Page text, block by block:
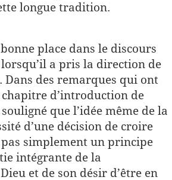
longue tradition.
place dans le discours
a pris la direction de
Dans des remarques qui ont
d’introduction de
que l’idée même de la
d’une décision de croire
simplement un principe
intégrante de la
et de son désir d’être en